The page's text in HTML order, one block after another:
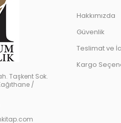
Taşkent Sok.
/
Hakkımızda
Güvenlik
Teslimat ve
Kargo